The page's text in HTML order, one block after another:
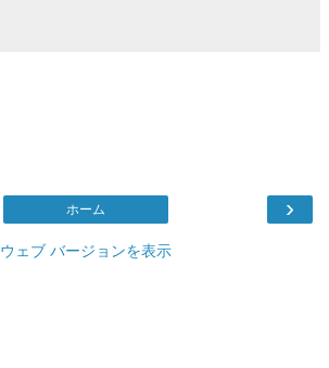
›
ホーム
ウェブ バージョンを表示